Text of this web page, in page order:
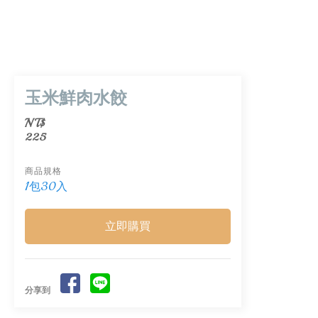
玉米鮮肉水餃
NT$
225
商品規格
1包30入
立即購買
分享到